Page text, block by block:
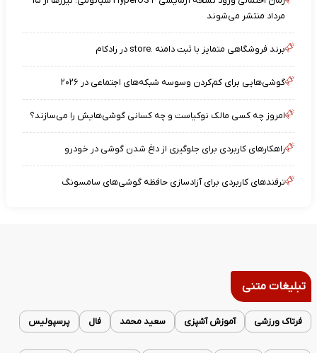
مرداد منتشر می‌شوند
برند فروشگاهی متمایز با ثبت دامنه .store در رادکام
گوشی‌هایی برای کم‌کردن وسوسه شبکه‌های اجتماعی در ۲۰۲۶
امروز چه کسی مالک نوکیاست و چه کسانی گوشی‌هایش را می‌سازند؟
راهکارهای کاربردی برای جلوگیری از داغ شدن گوشی در خودرو
ترفندهای کاربردی برای آزادسازی حافظه گوشی‌های سامسونگ
تبلیغات متنی
فرتاک ورزشی آموزش آشپزی سعید محمد فال پرسپولیس